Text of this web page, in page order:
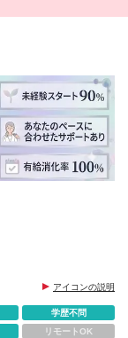
アイコンの説明
学歴不問
リモートOK